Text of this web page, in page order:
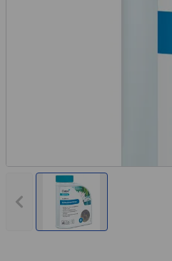
Vorheriges Bild anzeigen